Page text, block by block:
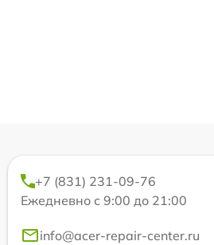
+7 (831) 231-09-76
Ежедневно с 9:00 до 21:00
info@acer-repair-center.ru